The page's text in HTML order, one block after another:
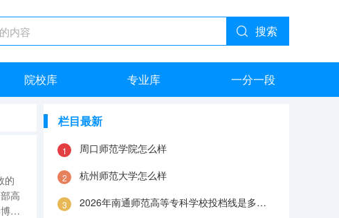
搜索
院校库 专业库 一分一段
的
高
栏目最新
周口师范学院怎么样
杭州师范大学怎么样
2026年南通师范高等专科学校投档线是多少？分数线、费用与入学攻略